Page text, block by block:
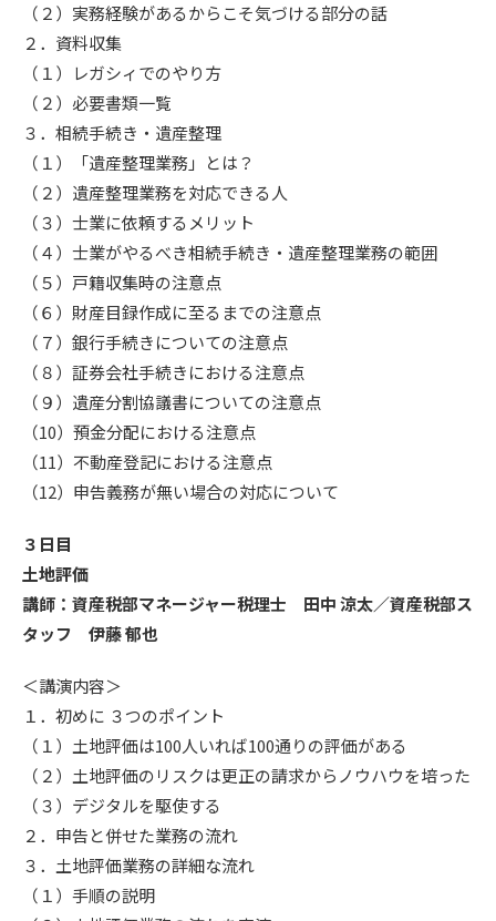
（２）実務経験があるからこそ気づける部分の話
​２．資料収集​
（１）レガシィでのやり方​
​（２）必要書類一覧
３．相続手続き・遺産整理​
（１）「遺産整理業務」とは？
（２）遺産整理業務を対応できる人
（３）士業に依頼するメリット
（４）士業がやるべき相続手続き・遺産整理業務の範囲​
（５）戸籍収集時の注意点
（６）財産目録作成に至るまでの注意点
（７）銀行手続きについての注意点
（８）証券会社手続きにおける注意点
（９）遺産分割協議書についての注意点
（10）預金分配における注意点
（11）不動産登記における注意点
（12）申告義務が無い場合の対応について
３日目
土地評価
講師：資産税部マネージャー税理士 田中 涼太／資産税部ス
タッフ 伊藤 郁也
＜講演内容＞
１．初めに ３つのポイント
（１）土地評価は100人いれば100通りの評価がある
（２）土地評価のリスクは更正の請求からノウハウを培った
（３）デジタルを駆使する
２．申告と併せた業務の流れ
３．土地評価業務の詳細な流れ
（１）手順の説明